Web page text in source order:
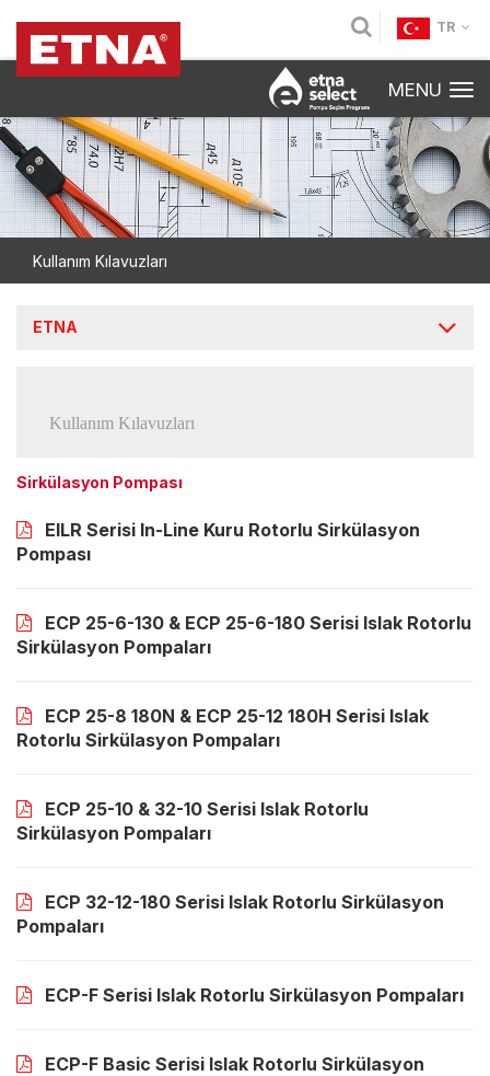
TR
MENU
Kullanım Kılavuzları
ETNA
Kullanım Kılavuzları
Sirkülasyon Pompası
EILR Serisi In-Line Kuru Rotorlu Sirkülasyon
Pompası
ECP 25-6-130 & ECP 25-6-180 Serisi Islak Rotorlu
Sirkülasyon Pompaları
ECP 25-8 180N & ECP 25-12 180H Serisi Islak
Rotorlu Sirkülasyon Pompaları
ECP 25-10 & 32-10 Serisi Islak Rotorlu
Sirkülasyon Pompaları
ECP 32-12-180 Serisi Islak Rotorlu Sirkülasyon
Pompaları
ECP-F Serisi Islak Rotorlu Sirkülasyon Pompaları
ECP-F Basic Serisi Islak Rotorlu Sirkülasyon